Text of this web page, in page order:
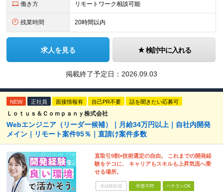
働き方 リモートワーク相談可能
残業時間 20時間以内
求人を見る 検討中に入れる
掲載終了予定日： 2026.09.03
NEW 正社員 面接情報有 自己PR不要 話を聞きたい応募可
Ｌｏｔｕｓ＆Ｃｏｍｐａｎｙ株式会社
Webエンジニア（リーダー候補）｜月給34万円以上｜自社内開発
メイン｜リモート案件95％｜直請け案件多数
直取引9割×技術選定の自由。 これまでの開発経
験をテコに、 キャリアもスキルも上昇気流へ乗
せる場所。
未経験歓迎 学歴不問 ベテランOK